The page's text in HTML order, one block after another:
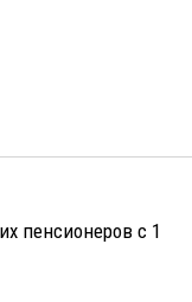
пенсионеров с 1